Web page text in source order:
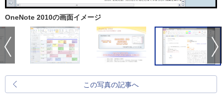
OneNote 2010の画面イメージ
この写真の記事へ